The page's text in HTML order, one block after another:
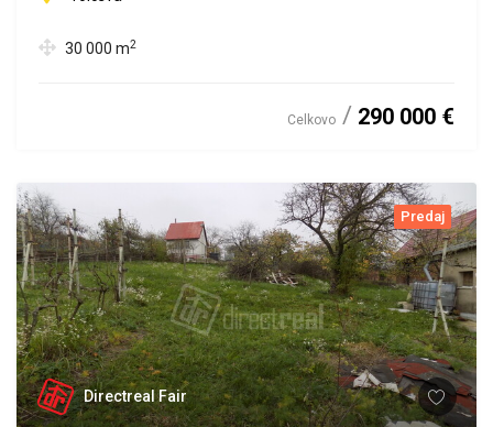
30 000 m2
Celkovo 290 000 €
Predaj
Directreal Fair